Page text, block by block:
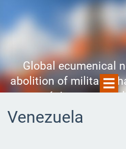
Global ecumenical
abolition of military
œcuménique
de l'aumônerie
Ecuménica Mundial
Venezuela